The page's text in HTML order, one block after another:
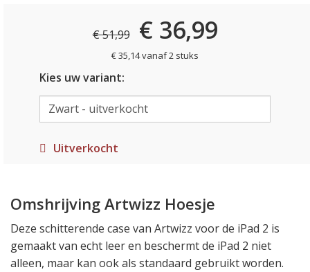
€ 51,99 € 36,99
€ 35,14 vanaf 2 stuks
Kies uw variant:
Uitverkocht
Omshrijving Artwizz Hoesje
Deze schitterende case van Artwizz voor de iPad 2 is
gemaakt van echt leer en beschermt de iPad 2 niet
alleen, maar kan ook als standaard gebruikt worden.